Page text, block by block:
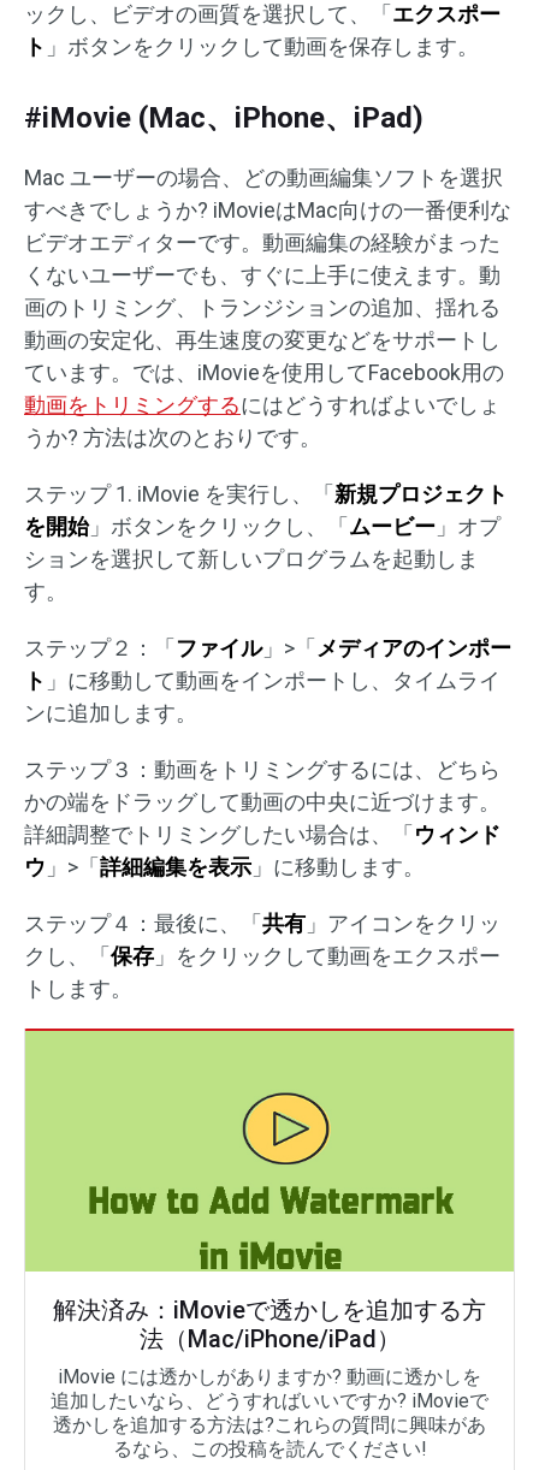
ックし、ビデオの画質を選択して、「 エクスポー
ト 」ボタンをクリックして動画を保存します。
#iMovie (Mac、iPhone、iPad)
Mac ユーザーの場合、どの動画編集ソフトを選択
すべきでしょうか? iMovieはMac向けの一番便利な
ビデオエディターです。動画編集の経験がまった
くないユーザーでも、すぐに上手に使えます。動
画のトリミング、トランジションの追加、揺れる
動画の安定化、再生速度の変更などをサポートし
ています。では、iMovieを使用してFacebook用の
動画をトリミングするにはどうすればよいでしょ
うか? 方法は次のとおりです。
ステップ 1. iMovie を実行し、「 新規プロジェクト
を開始」ボタンをクリックし、「 ムービー 」オプ
ションを選択して新しいプログラムを起動しま
す。
ステップ２：「 ファイル」>「 メディアのインポー
ト 」に移動して動画をインポートし、タイムライ
ンに追加します。
ステップ３：動画をトリミングするには、どちら
かの端をドラッグして動画の中央に近づけます。
詳細調整でトリミングしたい場合は、「 ウィンド
ウ 」>「 詳細編集を表示 」に移動します。
ステップ４：最後に、「 共有 」アイコンをクリッ
クし、「 保存 」をクリックして動画をエクスポー
トします。
解決済み：iMovieで透かしを追加する方
法（Mac/iPhone/iPad）
iMovie には透かしがありますか? 動画に透かしを
追加したいなら、どうすればいいですか? iMovieで
透かしを追加する方法は?これらの質問に興味があ
るなら、この投稿を読んでください!